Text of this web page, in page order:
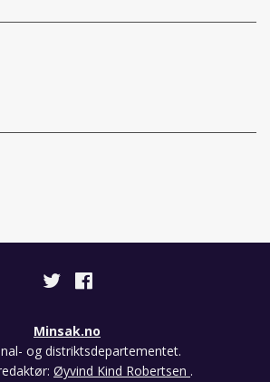
Minsak.no
og distriktsdepartementet.
Øyvind Kind Robertsen .